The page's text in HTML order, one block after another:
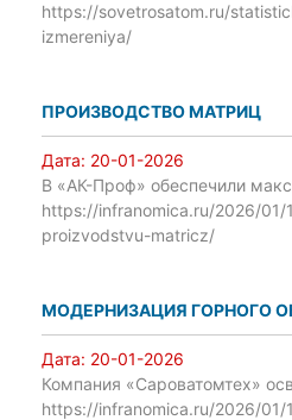
https://sovetrosatom.ru/
izmereniya/
ПРОИЗВОДСТВО МАТРИЦ
Дата: 20-01-2026
В «АК-Проф» обеспечили
https://infranomica.ru/2026/
proizvodstvu-matricz/
МОДЕРНИЗАЦИЯ ГОРНОГО
Дата: 20-01-2026
Компания «Сароватомтех»
https://infranomica.ru/2026/